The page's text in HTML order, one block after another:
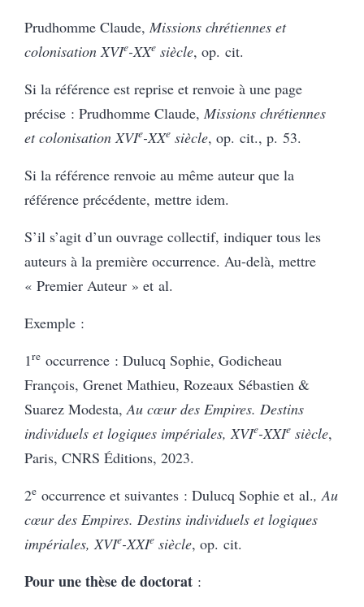
Prudhomme Claude, Missions chrétiennes et
colonisation XVIe-XXe siècle, op. cit.
Si la référence est reprise et renvoie à une page
précise : Prudhomme Claude, Missions chrétiennes
et colonisation XVIe-XXe siècle, op. cit., p. 53.
Si la référence renvoie au même auteur que la
référence précédente, mettre idem.
S’il s’agit d’un ouvrage collectif, indiquer tous les
auteurs à la première occurrence. Au-delà, mettre
« Premier Auteur » et al.
Exemple :
1re occurrence : Dulucq Sophie, Godicheau
François, Grenet Mathieu, Rozeaux Sébastien &
Suarez Modesta,Au cœur des Empires. Destins
individuels et logiques impériales, XVIe-XXIe siècle,
Paris, CNRS Éditions, 2023.
2e occurrence et suivantes : Dulucq Sophie et al., Au
cœur des Empires. Destins individuels et logiques
impériales, XVIe-XXIe siècle, op. cit.
Pour une thèse de doctorat :